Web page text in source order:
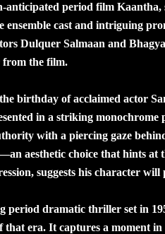
anticipated period film
ensemble cast and intriguing
Dulquer Salmaan and
from the film.
birthday of acclaimed actor
in a striking
with a piercing gaze
aesthetic choice that hints at
suggests his character
period dramatic thriller set in
that era. It captures a moment